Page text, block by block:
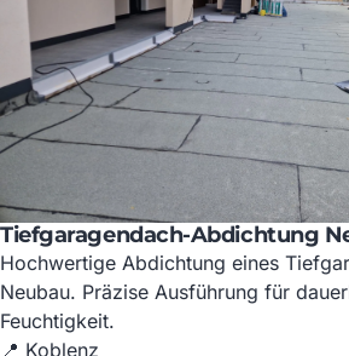
Tiefgaragendach-Abdichtung
Hochwertige Abdichtung eines
Neubau. Präzise Ausführung für
Feuchtigkeit.
📍 Koblenz